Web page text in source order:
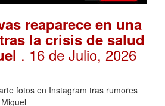
reaparece en una
la crisis de salud
. 16 de Julio, 2026
fotos en Instagram tras rumores